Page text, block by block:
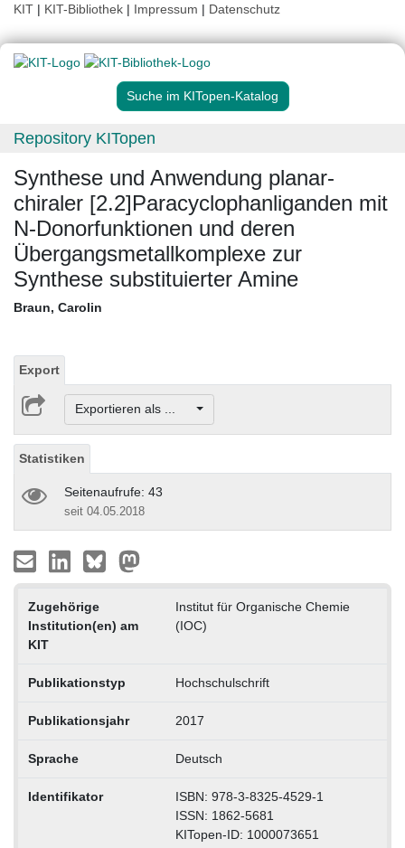
KIT | KIT-Bibliothek | Impressum | Datenschutz
Suche im KITopen-Katalog
Repository KITopen
Synthese und Anwendung planar-
chiraler [2.2]Paracyclophanliganden mit
N-Donorfunktionen und deren
Übergangsmetallkomplexe zur
Synthese substituierter Amine
Braun, Carolin
Export
Exportieren als ...
Statistiken
Seitenaufrufe: 43
seit 04.05.2018
Zugehörige
Institution(en) am
KIT
Institut für Organische Chemie
(IOC)
Publikationstyp Hochschulschrift
Publikationsjahr 2017
Sprache Deutsch
Identifikator
ISBN: 978-3-8325-4529-1
ISSN: 1862-5681
KITopen-ID: 1000073651